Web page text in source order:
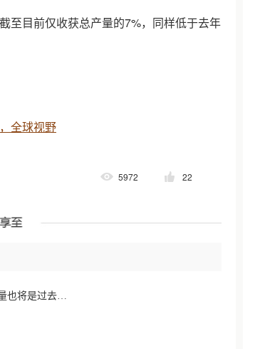
至目前仅收获总产量的7%，同样低于去年
全球视野
5972 22